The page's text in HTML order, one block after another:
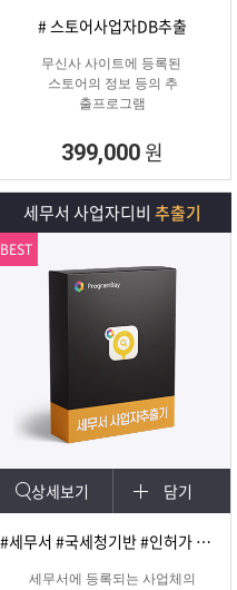
# 스토어사업자DB추출
무신사 사이트에 등록된
스토어의 정보 등의 추
출프로그램
399,000 원
세무서 사업자디비 추출기
상세보기 담기
#세무서 #국세청기반 #인허가 개업·신규 사업자디비
세무서에 등록되는 사업체의
BEST